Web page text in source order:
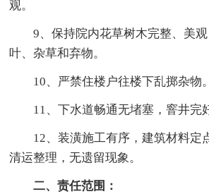
观。
9、保持院内花草树木完整、美观
叶、杂草和弃物。
10、严禁住楼户往楼下乱掷杂物。
11、下水道畅通无堵塞，窨井完好
12、装潢施工有序，建筑材料定
清运整理，无遗留现象。
二、责任范围：